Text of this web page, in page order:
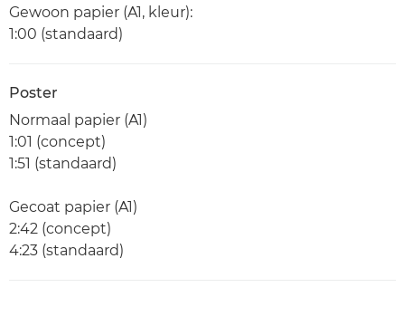
Gewoon papier (A1, kleur):
1:00 (standaard)
Poster
Normaal papier (A1)
1:01 (concept)
1:51 (standaard)
Gecoat papier (A1)
2:42 (concept)
4:23 (standaard)